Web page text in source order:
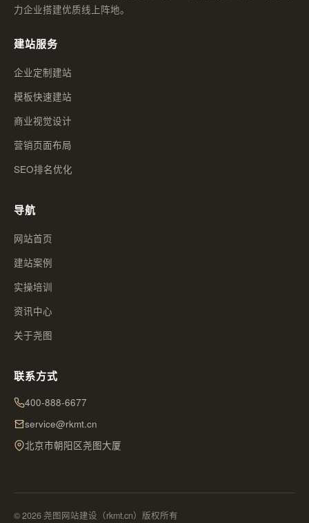
力企业搭建优质线上阵地。
建站服务
企业定制建站
模板快速建站
商业视觉设计
营销页面布局
SEO排名优化
导航
网站首页
建站案例
实操培训
资讯中心
关于尧图
联系方式
400-888-6677
service@rkmt.cn
北京市朝阳区尧图大厦
© 2026 尧图网站建设（rkmt.cn）版权所有